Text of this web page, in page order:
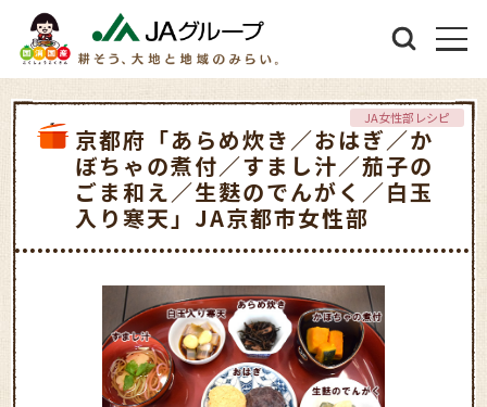
京都府「あらめ炊き／おはぎ／か
ぼちゃの煮付／すまし汁／茄子の
ごま和え／生麩のでんがく／白玉
入り寒天」JA京都市女性部
JA女性部レシピ